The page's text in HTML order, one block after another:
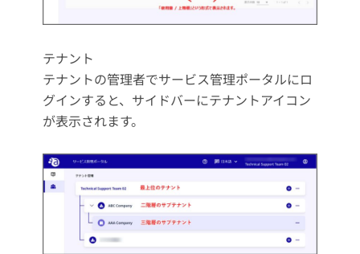
テナント
テナントの管理者でサービス管理ポータルにロ
グインすると、サイドバーにテナントアイコン
が表示されます。